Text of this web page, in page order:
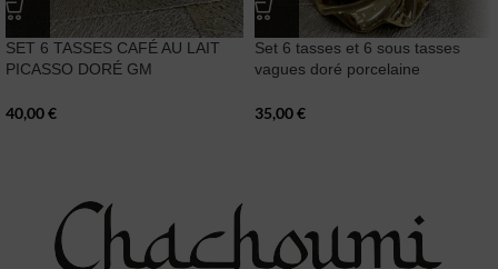
SET 6 TASSES CAFÉ AU LAIT
PICASSO DORÉ GM
40,00€
Set 6 tasses et 6 sous tasses
vagues doré porcelaine
35,00€